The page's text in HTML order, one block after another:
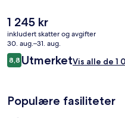
Den
nåværende
prisen
er
1 245 kr
1 245 kr
inkludert skatter og avgifter
30. aug.–31. aug.
Anmeldelser
8,88,8 av 10 –
UtmerketVis alle de 1
Populære fasiliteter